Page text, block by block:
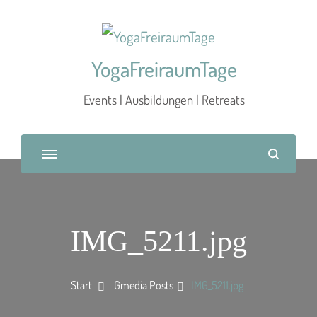
YogaFreiraumTage
Events | Ausbildungen | Retreats
IMG_5211.jpg
Start Gmedia Posts IMG_5211.jpg